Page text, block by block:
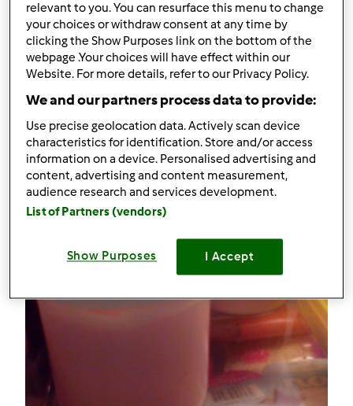
Comentários
7
Receitas(4)
Mostrar tudo
Criar receita
relevant to you. You can resurface this menu to change
your choices or withdraw consent at any time by
clicking the Show Purposes link on the bottom of the
webpage .Your choices will have effect within our
Website. For more details, refer to our Privacy Policy.
We and our partners process data to provide:
Use precise geolocation data. Actively scan device
characteristics for identification. Store and/or access
information on a device. Personalised advertising and
content, advertising and content measurement,
audience research and services development.
List of Partners (vendors)
Show Purposes I Accept